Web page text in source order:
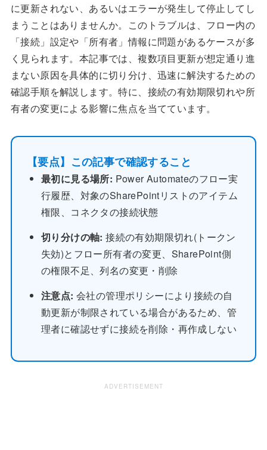
に更新されない、あるいはエラーが発生して停止してし
まうことはありませんか。このトラブルは、フロー内の
「接続」設定や「所有者」情報に問題があるケースが多
く見られます。本記事では、複数項目更新が想定通り進
まない原因を具体的に切り分け、迅速に解決するための
確認手順を解説します。特に、接続の有効期限切れや所
有者の変更による影響に焦点を当てています。
【要点】この記事で確認すること
最初に見る場所: Power Automateのフロー実
行履歴、対象のSharePointリストのアイテム
権限、コネクタの接続状態
切り分けの軸: 接続の有効期限切れ(トークン
失効)とフロー所有者の変更、SharePoint側
の権限不足、列名の変更・削除
注意点: 会社の管理ポリシーにより接続の自
動更新が制限されている場合があるため、管
理者に確認せずに接続を削除・再作成しない
ADVERTISEMENT